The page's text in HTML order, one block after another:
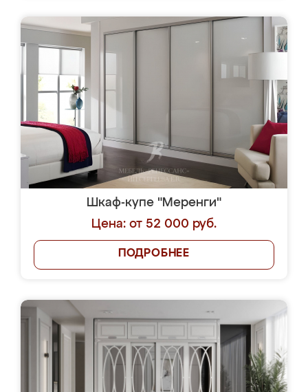
Шкаф-купе "Меренги"
Цена: от 52 000 руб.
ПОДРОБНЕЕ